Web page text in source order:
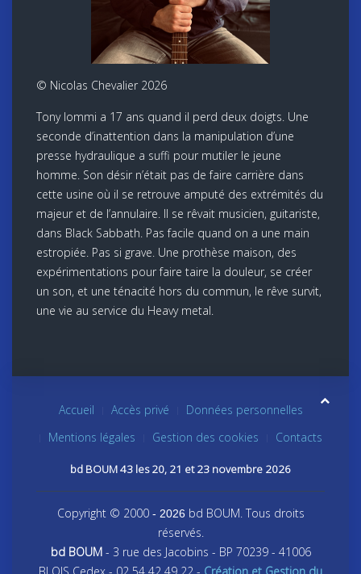
© Nicolas Chevalier 2026
Tony Iommi a 17 ans quand il perd deux doigts. Une
seconde d’inattention dans la manipulation d’une
presse hydraulique a suffi pour mutiler le jeune
homme. Son désir n’était pas de faire carrière dans
cette usine où il se retrouve amputé des extrémités du
majeur et de l’annulaire. Il se rêvait musicien, guitariste,
dans Black Sabbath. Pas facile quand on a une main
estropiée. Pas si grave. Une prothèse maison, des
expérimentations pour faire taire la douleur, se créer
un son, et une ténacité hors du commun, le rêve survit,
une vie au service du Heavy metal.
Accueil Accès privé
Données personnelles
Mentions légales
Gestion des cookies Contacts
bd BOUM 43 les 20, 21 et 23 novembre 2026
Copyright © 2000- 2026 bd BOUM. Tous droits
réservés.
bd BOUM- 3 rue des Jacobins - BP 70239 - 41006